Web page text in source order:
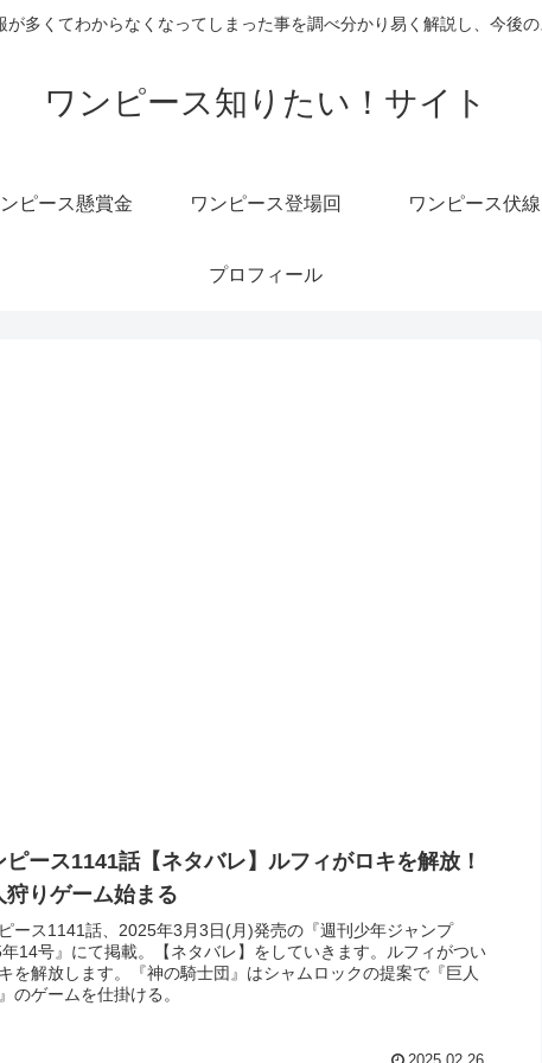
多くてわからなくなってしまった事を調べ分かり易く解説し、今後
ワンピース知りたい！サイト
ピース懸賞金 ワンピース登場回 ワンピース伏線
プロフィール
ピース1141話【ネタバレ】ルフィがロキを解放！
狩りゲーム始まる
ース1141話、2025年3月3日(月)発売の『週刊少年ジャンプ
14号』にて掲載。【ネタバレ】をしていきます。ルフィがつい
を解放します。『神の騎士団』はシャムロックの提案で『巨人
のゲームを仕掛ける。